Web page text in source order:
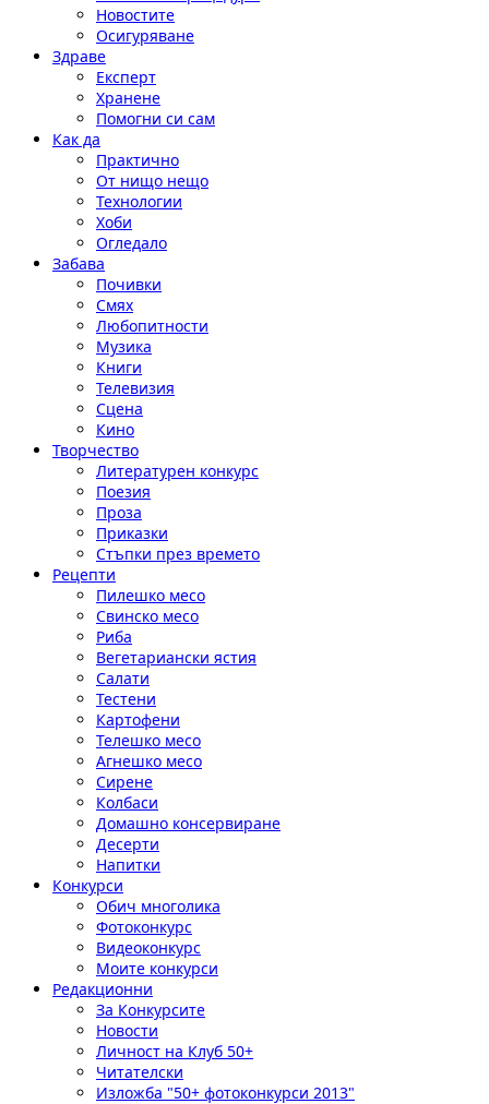
Новостите
Осигуряване
Здраве
Експерт
Хранене
Помогни си сам
Как да
Практично
От нищо нещо
Технологии
Хоби
Огледало
Забава
Почивки
Смях
Любопитности
Музика
Книги
Телевизия
Сцена
Кино
Творчество
Литературен конкурс
Поезия
Проза
Приказки
Стъпки през времето
Рецепти
Пилешко месо
Свинско месо
Риба
Вегетариански ястия
Салати
Тестени
Картофени
Телешко месо
Агнешко месо
Сирене
Колбаси
Домашно консервиране
Десерти
Напитки
Конкурси
Обич многолика
Фотоконкурс
Видеоконкурс
Моите конкурси
Редакционни
За Конкурсите
Новости
Личност на Клуб 50+
Читателски
Изложба "50+ фотоконкурси 2013"